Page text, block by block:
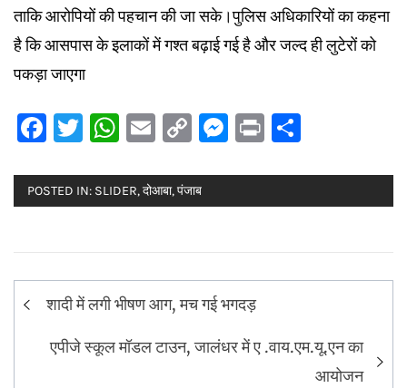
ताकि आरोपियों की पहचान की जा सके।पुलिस अधिकारियों का कहना
है कि आसपास के इलाकों में गश्त बढ़ाई गई है और जल्द ही लुटेरों को
पकड़ा जाएगा
Facebook
Twitter
WhatsApp
Email
CopyMessenger
Print
POSTED IN: SLIDER,दोआबा,पंजाब
Postशादी में लगी भीषण आग, मच गई भगदड़
एपीजे स्कूल मॉडल टाउन, जालंधर में ए .वाय.एम.यू.एन का
आयोजन